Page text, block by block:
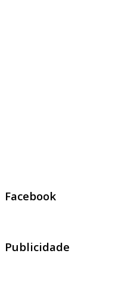
Facebook
Publicidade